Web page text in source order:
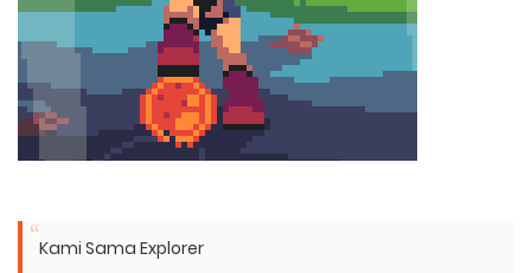
Kami Sama Explorer